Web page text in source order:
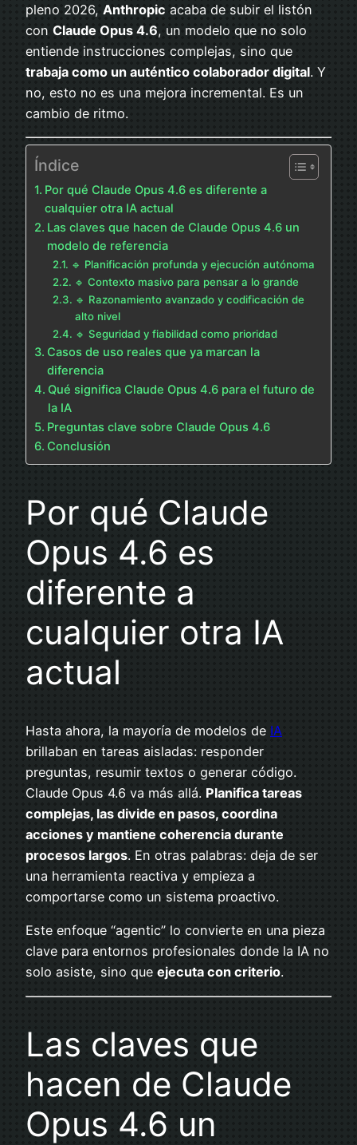
pleno 2026, Anthropic acaba de subir el listón
con Claude Opus 4.6, un modelo que no solo
entiende instrucciones complejas, sino que
trabaja como un auténtico colaborador digital. Y
no, esto no es una mejora incremental. Es un
cambio de ritmo.
Índice
Por qué Claude Opus 4.6 es diferente a
cualquier otra IA actual
Las claves que hacen de Claude Opus 4.6 un
modelo de referencia
🔹 Planificación profunda y ejecución autónoma
🔹 Contexto masivo para pensar a lo grande
🔹 Razonamiento avanzado y codificación de
alto nivel
🔹 Seguridad y fiabilidad como prioridad
Casos de uso reales que ya marcan la
diferencia
Qué significa Claude Opus 4.6 para el futuro de
la IA
Preguntas clave sobre Claude Opus 4.6
Conclusión
Por qué Claude
Opus 4.6 es
diferente a
cualquier otra IA
actual
Hasta ahora, la mayoría de modelos de IA
brillaban en tareas aisladas: responder
preguntas, resumir textos o generar código.
Claude Opus 4.6 va más allá. Planifica tareas
complejas, las divide en pasos, coordina
acciones y mantiene coherencia durante
procesos largos. En otras palabras: deja de ser
una herramienta reactiva y empieza a
comportarse como un sistema proactivo.
Este enfoque “agentic” lo convierte en una pieza
clave para entornos profesionales donde la IA no
solo asiste, sino que ejecuta con criterio.
Las claves que
hacen de Claude
Opus 4.6 un